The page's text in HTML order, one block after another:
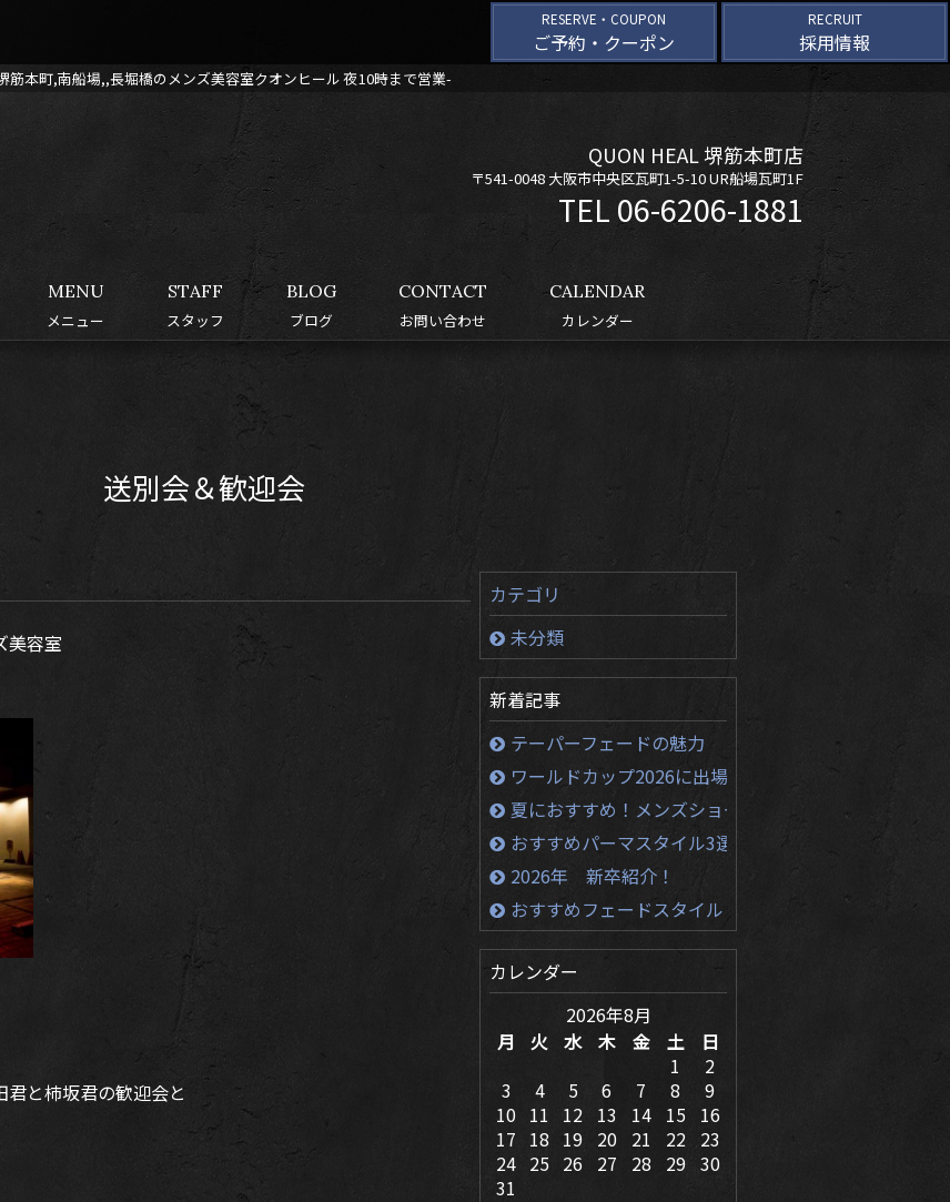
RESERVE・COUPON
ご予約・クーポン
RECRUIT
採用情報
筋本町,南船場,,長堀橋のメンズ美容室クオンヒール 夜10時まで営業-
QUON HEAL 堺筋本町店
〒541-0048 大阪市中央区瓦町1-5-10 UR船場瓦町1F
06-6206-1881
MENU
メニュー
STAFF
スタッフ
BLOG
ブログ
CONTACT
お問い合わせ
CALENDAR
カレンダー
送別会＆歓迎会
美容室
と柿坂君の歓迎会と
カテゴリ
未分類
新着記事
テーパーフェードの魅力
ワールドカップ2026に出場する選手のかっこいい髪形
夏におすすめ！メンズショートヘア！！
おすすめパーマスタイル3選
2026年 新卒紹介！
おすすめフェードスタイル３選
カレンダー
2026年8月
月
火 水 木 金 土 日
1
2
3
4 5 6 7 8
9
10 11 12 13 14 15
16
17 18 19 20 21 22
23
24 25 26 27 28 29 30
31